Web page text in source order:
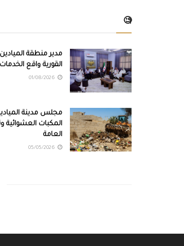
🧐
مدير منطقة
القورية واقع
مجلس مدينة
المكبات العشوائية
العامة